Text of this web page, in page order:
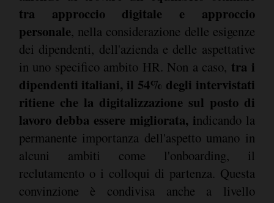
tra approccio digitale e approccio
personale, nella considerazione delle esigenze
dei dipendenti, dell'azienda e delle aspettative
in uno specifico ambito HR. Non a caso, tra i
dipendenti italiani, il 54% degli intervistati
ritiene che la digitalizzazione sul posto di
lavoro debba essere migliorata, indicando la
permanente importanza dell'aspetto umano in
alcuni ambiti come l'onboarding, il
reclutamento o i colloqui di partenza. Questa
convinzione è condivisa anche a livello